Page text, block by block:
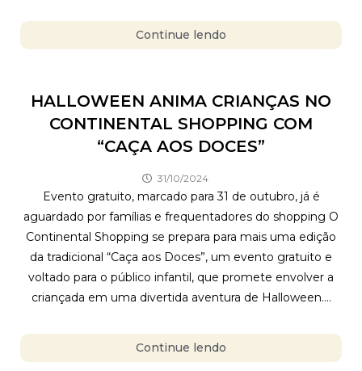
Continue lendo
HALLOWEEN ANIMA CRIANÇAS NO
CONTINENTAL SHOPPING COM
“CAÇA AOS DOCES”
31/10/2024
Evento gratuito, marcado para 31 de outubro, já é
aguardado por famílias e frequentadores do shopping O
Continental Shopping se prepara para mais uma edição
da tradicional “Caça aos Doces”, um evento gratuito e
voltado para o público infantil, que promete envolver a
criançada em uma divertida aventura de Halloween....
Continue lendo